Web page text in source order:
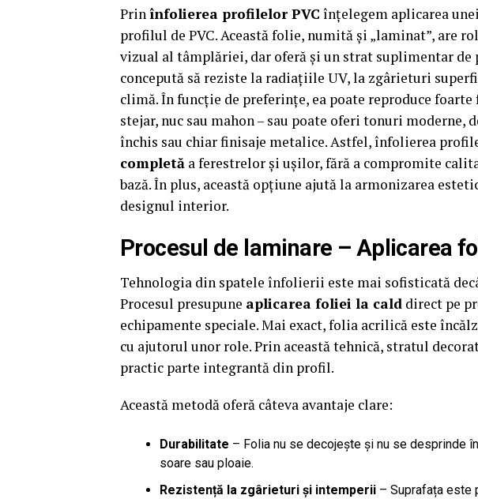
Prinînfolierea profilelor PVC înțelegem aplicarea
profilul de PVC. Această folie, numită și „laminat”, are
vizual al tâmplăriei, dar oferă și un strat suplimentar de
concepută să reziste la radiațiile UV, la zgârieturi
climă. În funcție de preferințe, ea poate reproduce
stejar, nuc sau mahon – sau poate oferi tonuri moderne,
închis sau chiar finisaje metalice. Astfel, înfolierea
completă a ferestrelor și ușilor, fără a compromite
bază. În plus, această opțiune ajută la armonizarea
designul interior.
Procesul de laminare – Aplicarea
Tehnologia din spatele înfolierii este mai sofisticată
Procesul presupune aplicarea foliei la cald direct pe
echipamente speciale. Mai exact, folia acrilică este
cu ajutorul unor role. Prin această tehnică, stratul
practic parte integrantă din profil.
Această metodă oferă câteva avantaje clare:
Durabilitate – Folia nu se decojește și nu se desprinde
soare sau ploaie.
Rezistență la zgârieturi și intemperii – Suprafața este